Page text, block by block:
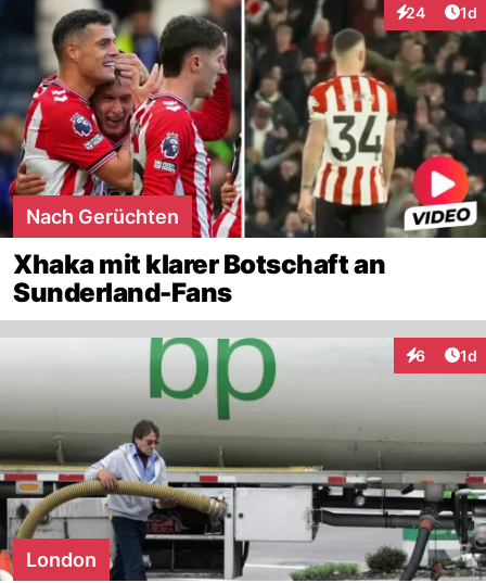
24
Interaktionen
1d
Nach Gerüchten
Xhaka mit klarer Botschaft an
Sunderland-Fans
6 1d
London